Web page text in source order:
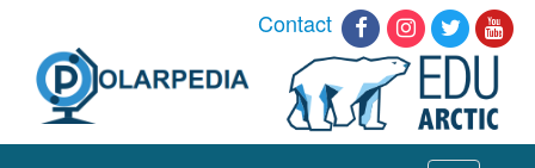
Contact